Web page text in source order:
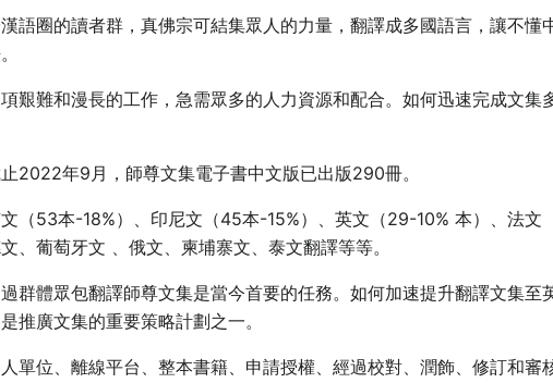
語圈的讀者群，真佛宗可結集眾人的力量，翻譯成多國語言，讓不
艱難和漫長的工作，急需眾多的人力資源和配合。如何迅速完成文
2022年9月，師尊文集電子書中文版已出版290冊。
（53本-18%）、印尼文（45本-15%）、英文（29-10% 本）、法文
、葡萄牙文 、俄文、柬埔寨文、泰文翻譯等等。
群體眾包翻譯師尊文集是當今首要的任務。如何加速提升翻譯文集
推廣文集的重要策略計劃之一。
單位、離線平台、整本書籍、申請授權、經過校對、潤飾、修訂和